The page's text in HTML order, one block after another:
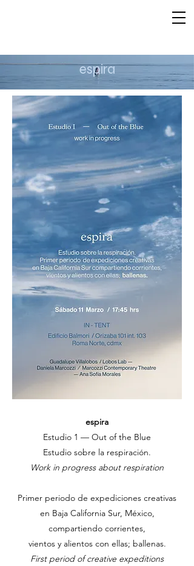
espira
espira
Estudio 1 — Out of the Blue
Estudio sobre la respiración.
Workin progress about respiration
Primer periodo de expediciones creativas
en Baja California Sur, México,
compartiendo corrientes,
vientos y alientos con ellas; ballenas.
First period of creative expeditions